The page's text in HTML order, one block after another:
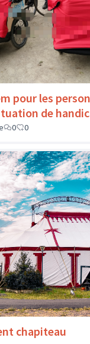
pour les
de
0 0
chapiteau